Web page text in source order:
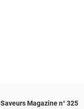
Saveurs Magazine n° 325